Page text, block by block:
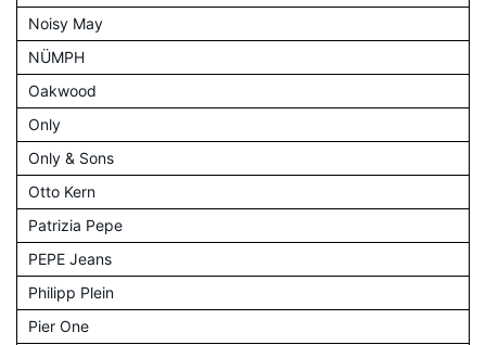
Noisy May
NÜMPH
Oakwood
Only
Only & Sons
Otto Kern
Patrizia Pepe
PEPE Jeans
Philipp Plein
Pier One